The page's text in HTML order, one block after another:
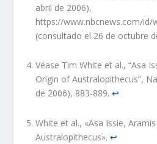
abril de 2006),
https://www.nbcnews.com/id/
(consultado el 26 de octubre
Véase Tim White et al., “Asa
Origin of Australopithecus”,
de 2006), 883-889.↩︎
White et al., «Asa Issie,
Australopithecus».↩︎